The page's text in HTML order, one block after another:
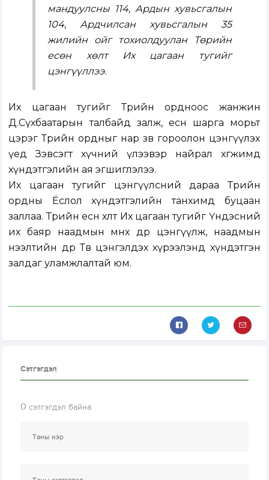
мандуулсны 114, Ардын хувьсгалын
104, Ардчилсан хувьсгалын 35
жилийн ойг тохиолдуулан Төрийн
есөн хөлт Их цагаан тугийг
цэнгүүллээ.
Их цагаан тугийг Төрийн ордноос жанжин
Д.Сүхбаатарын талбайд залж, есөн шарга морьт
цэрэг Төрийн ордныг нар зөв гороолон цэнгүүлэх
үед Зэвсэгт хүчний үлээвэр найрал хөгжимд
хүндэтгэлийн ая эгшиглэлээ.
Их цагаан тугийг цэнгүүлсний дараа Төрийн
ордны Ёслол хүндэтгэлийн танхимд буцаан
заллаа. Төрийн есөн хөлт Их цагаан тугийг Үндэсний
их баяр наадмын өмнөх өдөр цэнгүүлж, наадмын
нээлтийн өдөр Төв цэнгэлдэх хүрээлэнд хүндэтгэн
залдаг уламжлалтай юм.
Сэтгэгдэл
0 сэтгэгдэл байна